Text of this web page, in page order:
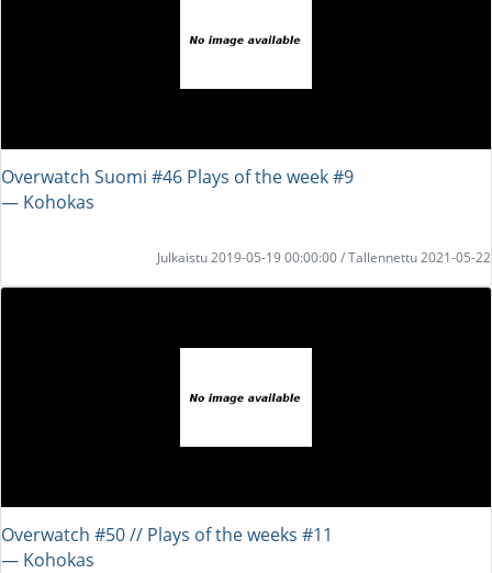
Overwatch Suomi #46 Plays of the week #9
― Kohokas
Julkaistu 2019-05-19 00:00:00 / Tallennettu 2021-05-22
Overwatch #50 // Plays of the weeks #11
― Kohokas